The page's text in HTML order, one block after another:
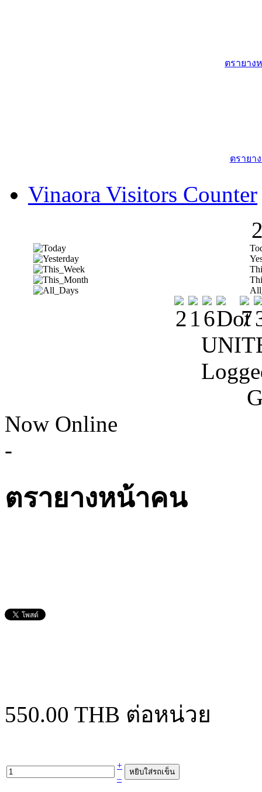
ตรายาง
ตรายา
Vinaora Visitors Counter
Now Online
-
ตรายางหน้าคน
550.00 THB ต่อหน่วย
+
–